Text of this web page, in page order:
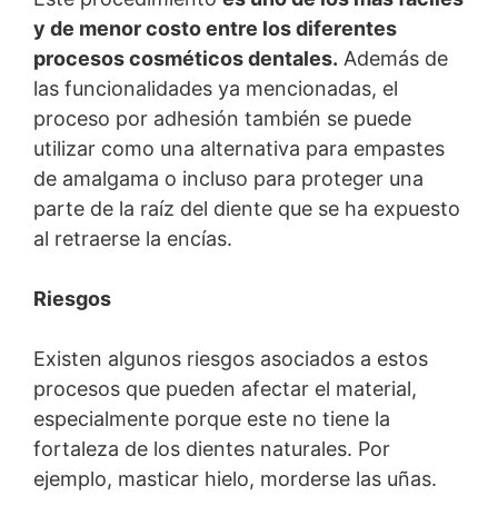
y de menor costo entre los diferentes
procesos cosméticos dentales. Además de
las funcionalidades ya mencionadas, el
proceso por adhesión también se puede
utilizar como una alternativa para empastes
de amalgama o incluso para proteger una
parte de la raíz del diente que se ha expuesto
al retraerse la encías.
Riesgos
Existen algunos riesgos asociados a estos
procesos que pueden afectar el material,
especialmente porque este no tiene la
fortaleza de los dientes naturales. Por
ejemplo, masticar hielo, morderse las uñas.